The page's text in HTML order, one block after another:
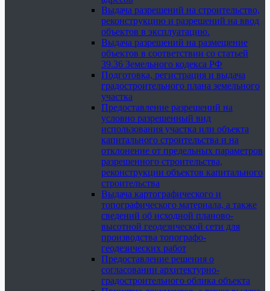
Выдача разрешений на строительство,
реконструкцию и разрешений на ввод
объектов в эксплуатацию.
Выдача разрешений на размещение
объектов в соответствии со статьей
39.36 Земельного кодекса РФ
Подготовка, регистрация и выдача
градостроительного плана земельного
участка
Предоставление разрешений на
условно разрешенный вид
использования участка или объекта
капитального строительства и на
отклонение от предельных параметров
разрешенного строительства,
реконструкции объектов капитального
строительства
Выдача картографического и
топографического материала, а также
сведений об исходной планово-
высотной геодезической сети для
производства топографо-
геодезических работ
Предоставление решения о
согласовании архитектурно-
градостроительного облика объекта